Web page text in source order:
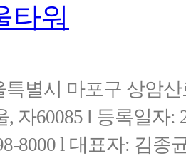
타워
별시 마포구 상암
, 자60085 l 등록일자:
8000 l 대표자: 김종